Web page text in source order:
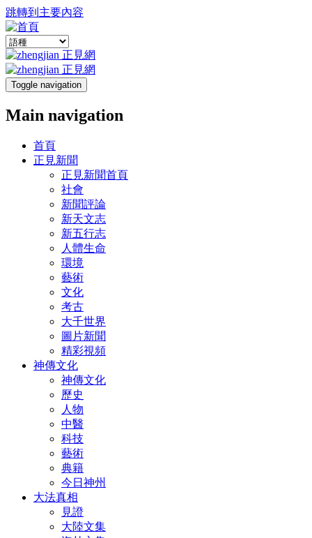
跳轉到主要內容
Toggle navigation
Main navigation
首頁
正見新聞
正見新聞首頁
社會
新聞評論
新天文志
新五行志
人體生命
環境
藝術
文化
考古
大千世界
圖片新聞
精彩視頻
神傳文化
神傳文化
歷史
人物
中醫
科技
藝術
典籍
今日神州
大法真相
見證
大陸文集